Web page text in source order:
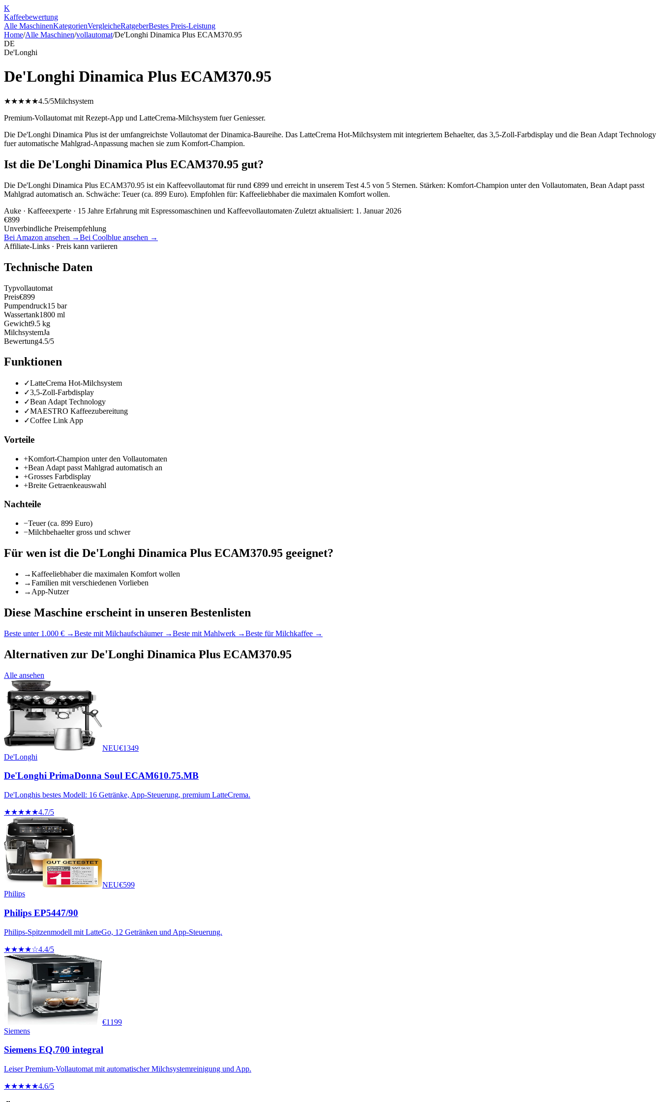
K
Kaffeebewertung
Alle MaschinenKategorienVergleicheRatgeberBestes Preis-Leistung
Home/Alle Maschinen/vollautomat/De'Longhi Dinamica Plus ECAM370.95
DE
De'Longhi
De'Longhi Dinamica Plus ECAM370.95
★★★★★4.5/5Milchsystem
Premium-Vollautomat mit Rezept-App und LatteCrema-Milchsystem fuer Geniesser.
Die De'Longhi Dinamica Plus ist der umfangreichste Vollautomat der Dinamica-Baureihe. Das LatteCrema Hot-Milchsystem mit integriertem Behaelter, das 3,5-Zoll-Farbdisplay und die Bean Adapt Technology
fuer automatische Mahlgrad-Anpassung machen sie zum Komfort-Champion.
Ist die De'Longhi Dinamica Plus ECAM370.95 gut?
Die De'Longhi Dinamica Plus ECAM370.95 ist ein Kaffeevollautomat für rund €899 und erreicht in unserem Test 4.5 von 5 Sternen. Stärken: Komfort-Champion unter den Vollautomaten, Bean Adapt passt
Mahlgrad automatisch an. Schwäche: Teuer (ca. 899 Euro). Empfohlen für: Kaffeeliebhaber die maximalen Komfort wollen.
Auke · Kaffeeexperte · 15 Jahre Erfahrung mit Espressomaschinen und Kaffeevollautomaten·Zuletzt aktualisiert: 1. Januar 2026
€899
Unverbindliche Preisempfehlung
Bei Amazon ansehen →Bei Coolblue ansehen →
Affiliate-Links · Preis kann variieren
Technische Daten
Typvollautomat
Preis€899
Pumpendruck15 bar
Wassertank1800 ml
Gewicht9.5 kg
MilchsystemJa
Bewertung4.5/5
Funktionen
✓LatteCrema Hot-Milchsystem
✓3,5-Zoll-Farbdisplay
✓Bean Adapt Technology
✓MAESTRO Kaffeezubereitung
✓Coffee Link App
Vorteile
+Komfort-Champion unter den Vollautomaten
+Bean Adapt passt Mahlgrad automatisch an
+Grosses Farbdisplay
+Breite Getraenkeauswahl
Nachteile
−Teuer (ca. 899 Euro)
−Milchbehaelter gross und schwer
Für wen ist die De'Longhi Dinamica Plus ECAM370.95 geeignet?
→Kaffeeliebhaber die maximalen Komfort wollen
→Familien mit verschiedenen Vorlieben
→ App-Nutzer
Diese Maschine erscheint in unseren Bestenlisten
Beste unter 1.000 € →Beste mit Milchaufschäumer→Beste mit Mahlwerk →Beste für Milchkaffee →
Alternativen zur De'Longhi Dinamica Plus ECAM370.95
Alle ansehen
NEU€1349
De'Longhi
De'Longhi PrimaDonna Soul ECAM610.75.MB
De'Longhis bestes Modell: 16 Getränke, App-Steuerung, premium LatteCrema.
★★★★★4.7/5
NEU€599
Philips
Philips EP5447/90
Philips-Spitzenmodell mit LatteGo, 12 Getränken und App-Steuerung.
★★★★☆4.4/5
€1199
Siemens
Siemens EQ.700 integral
Leiser Premium-Vollautomat mit automatischer Milchsystemreinigung und App.
★★★★★4.6/5